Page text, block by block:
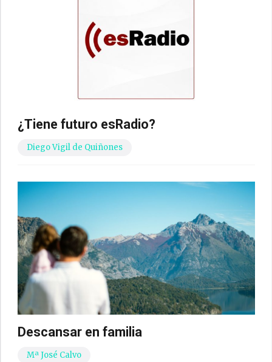
¿Tiene futuro esRadio?
Diego Vigil de Quiñones
Descansar en familia
Mª José Calvo